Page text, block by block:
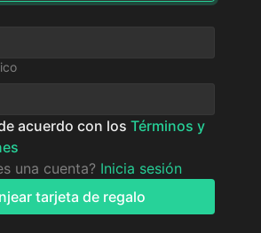
acuerdo con los Términos y
una cuenta? Inicia sesión
tarjeta de regalo